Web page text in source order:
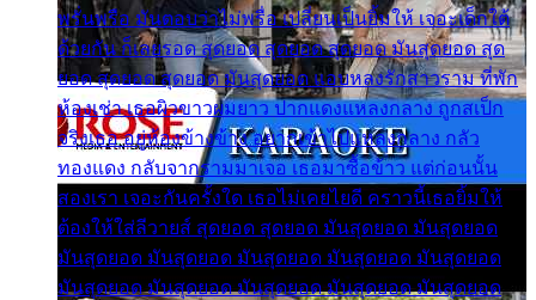
พรั่นพรือ มันตอบว่าไม่พรื่อ เปลี่ยนเป็นยิ้มให้ เจอะเด็กใต้
ด้วยกัน ก็เลยรอด สุดยอด สุดยอด สุดยอด มันสุดยอด สุด
ยอด สุดยอด สุดยอด มันสุดยอด แอบหลงรักสาวราม ที่พัก
ห้องเช่า เธอผิวขาวผมยาว ปากแดงแหลงกลาง ถูกสเป็ก
จริงเธอ อยู่ห้องข้างข้าง อยากเข้าไปแหลงกลาง กลัว
ทองแดง กลับจากรามมาเจอ เธอมาซื้อข้าว แต่ก่อนนั้น
สองเรา เจอะกันครั้งใด เธอไม่เคยไยดี คราวนี้เธอยิ้มให้
ต้องให้ใส่ลีวายส์ สุดยอด สุดยอด มันสุดยอด มันสุดยอด
มันสุดยอด มันสุดยอด มันสุดยอด มันสุดยอด มันสุดยอด
มันสุดยอด มันสุดยอด มันสุดยอด มันสุดยอด มันสุดยอด